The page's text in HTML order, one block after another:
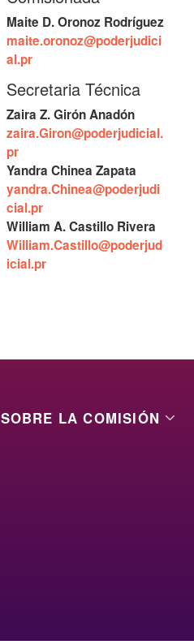
Maite D. Oronoz Rodríguez
maite.oronoz@poderjudici
al.pr
Secretaria Técnica
Zaira Z. Girón Anadón
zaira.Giron@poderjudicial.
pr
Yandra Chinea Zapata
yandra.Chinea@poderjudi
cial.pr
William A. Castillo Rivera
William.Castillo@poderjud
icial.pr
SOBRE LA COMISIÓN